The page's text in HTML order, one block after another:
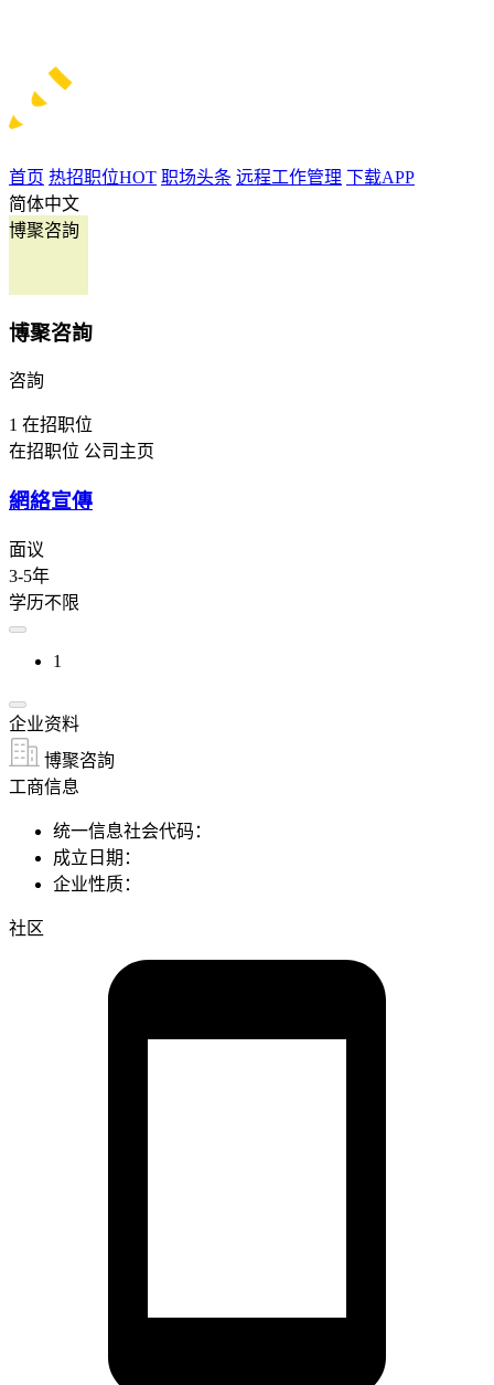
首页 热招职位HOT 职场头条 远程工作管理 下载APP
简体中文
博聚咨詢
博聚咨詢
咨詢
1 在招职位
在招职位 公司主页
網絡宣傳
面议
3-5年
学历不限
1
企业资料
博聚咨詢
工商信息
统一信息社会代码：
成立日期：
企业性质：
社区